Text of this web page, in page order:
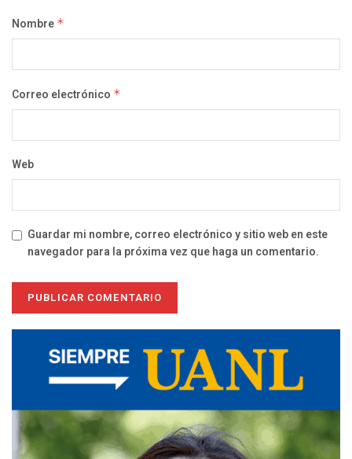
Nombre *
Correo electrónico *
Web
Guardar mi nombre, correo electrónico y sitio web en este
navegador para la próxima vez que haga un comentario.